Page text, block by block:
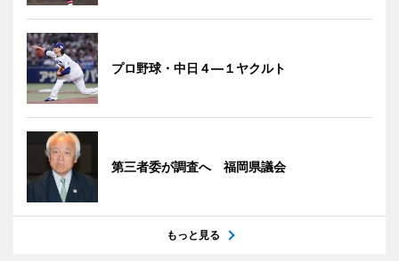
プロ野球・中日４―１ヤクルト
第三者委が調査へ 福岡県議会
もっと見る